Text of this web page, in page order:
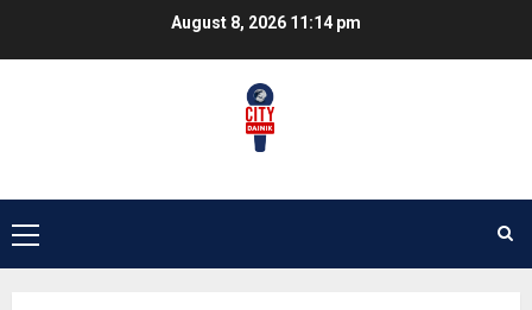
August 8, 2026 11:14 pm
Primary
Menu